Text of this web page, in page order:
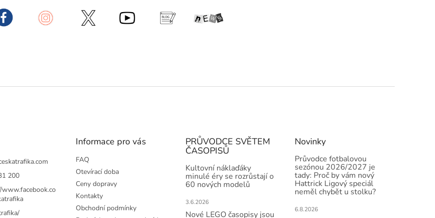
200
Informace pro vás
FAQ
Otevírací doba
Ceny dopravy
Kontakty
Obchodní podmínky
PRŮVODCE SVĚTEM
ČASOPISŮ
Kultovní náklaďáky
minulé éry se rozrůstají o
60 nových modelů
3.6.2026
Nové LEGO časopisy jsou
Novinky
Průvodce fotbalovou
sezónou 2026/2027 je
tady: Proč by vám nový
Hattrick Ligový speciál
neměl chybět u stolku?
6.8.2026